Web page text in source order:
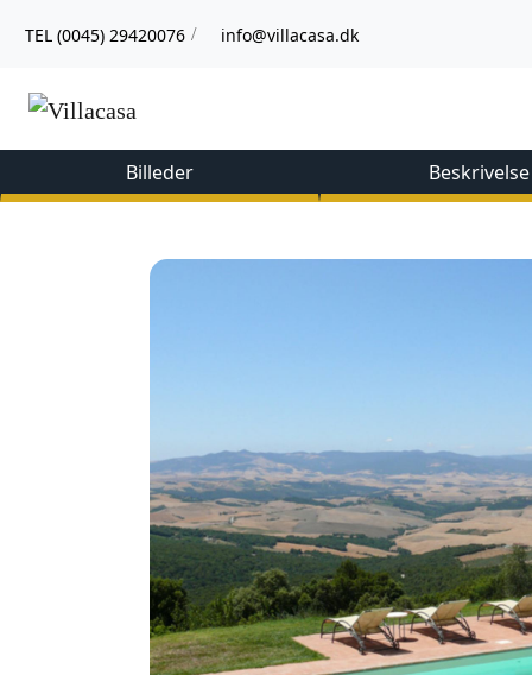
TEL (0045) 29420076 / info@villacasa.dk
Billeder Beskrivelse